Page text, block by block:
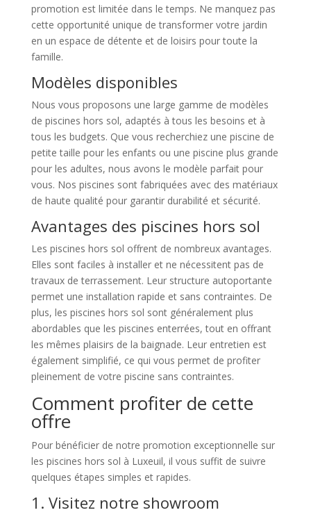
promotion est limitée dans le temps. Ne manquez pas
cette opportunité unique de transformer votre jardin
en un espace de détente et de loisirs pour toute la
famille.
Modèles disponibles
Nous vous proposons une large gamme de modèles
de piscines hors sol, adaptés à tous les besoins et à
tous les budgets. Que vous recherchiez une piscine de
petite taille pour les enfants ou une piscine plus grande
pour les adultes, nous avons le modèle parfait pour
vous. Nos piscines sont fabriquées avec des matériaux
de haute qualité pour garantir durabilité et sécurité.
Avantages des piscines hors sol
Les piscines hors sol offrent de nombreux avantages.
Elles sont faciles à installer et ne nécessitent pas de
travaux de terrassement. Leur structure autoportante
permet une installation rapide et sans contraintes. De
plus, les piscines hors sol sont généralement plus
abordables que les piscines enterrées, tout en offrant
les mêmes plaisirs de la baignade. Leur entretien est
également simplifié, ce qui vous permet de profiter
pleinement de votre piscine sans contraintes.
Comment profiter de cette
offre
Pour bénéficier de notre promotion exceptionnelle sur
les piscines hors sol à Luxeuil, il vous suffit de suivre
quelques étapes simples et rapides.
1. Visitez notre showroom